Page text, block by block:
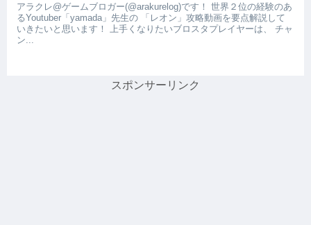
アラクレ@ゲームブロガー(@arakurelog)です！ 世界２位の経験のあ
るYoutuber「yamada」先生の 「レオン」攻略動画を要点解説して
いきたいと思います！ 上手くなりたいブロスタプレイヤーは、 チャ
ン...
スポンサーリンク